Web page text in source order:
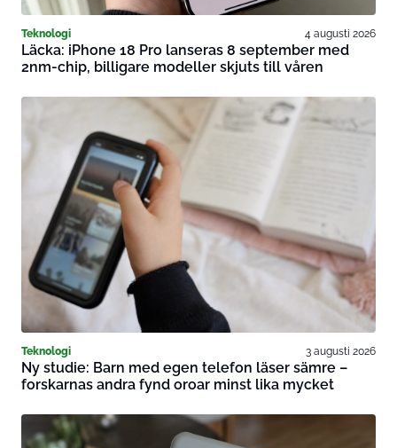
Teknologi 4 augusti 2026
Läcka: iPhone 18 Pro lanseras 8 september med
2nm-chip, billigare modeller skjuts till våren
Teknologi 3 augusti 2026
Ny studie: Barn med egen telefon läser sämre –
forskarnas andra fynd oroar minst lika mycket